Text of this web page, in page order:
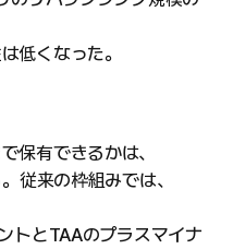
低くなった。
保有できるかは、
従来の枠組みでは、
トとTAAのプラスマイナ